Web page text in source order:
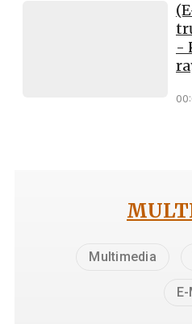
-
Multimedia